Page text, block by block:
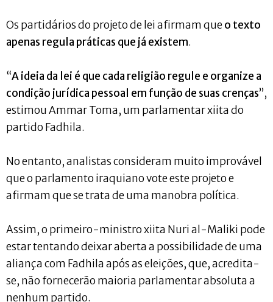
Os partidários do projeto de lei afirmam queo texto
apenas regula práticas que já existem.
“A ideia da lei é que cada religião regule e organize a
condição jurídica pessoal em função de suas crenças”,
estimou Ammar Toma, um parlamentar xiita do
partido Fadhila.
No entanto, analistas consideram muito improvável
que o parlamento iraquiano vote este projeto e
afirmam que se trata de uma manobra política.
Assim, o primeiro-ministro xiita Nuri al-Maliki pode
estar tentando deixar aberta a possibilidade de uma
aliança com Fadhila após as eleições, que, acredita-
se, não fornecerão maioria parlamentar absoluta a
nenhum partido.